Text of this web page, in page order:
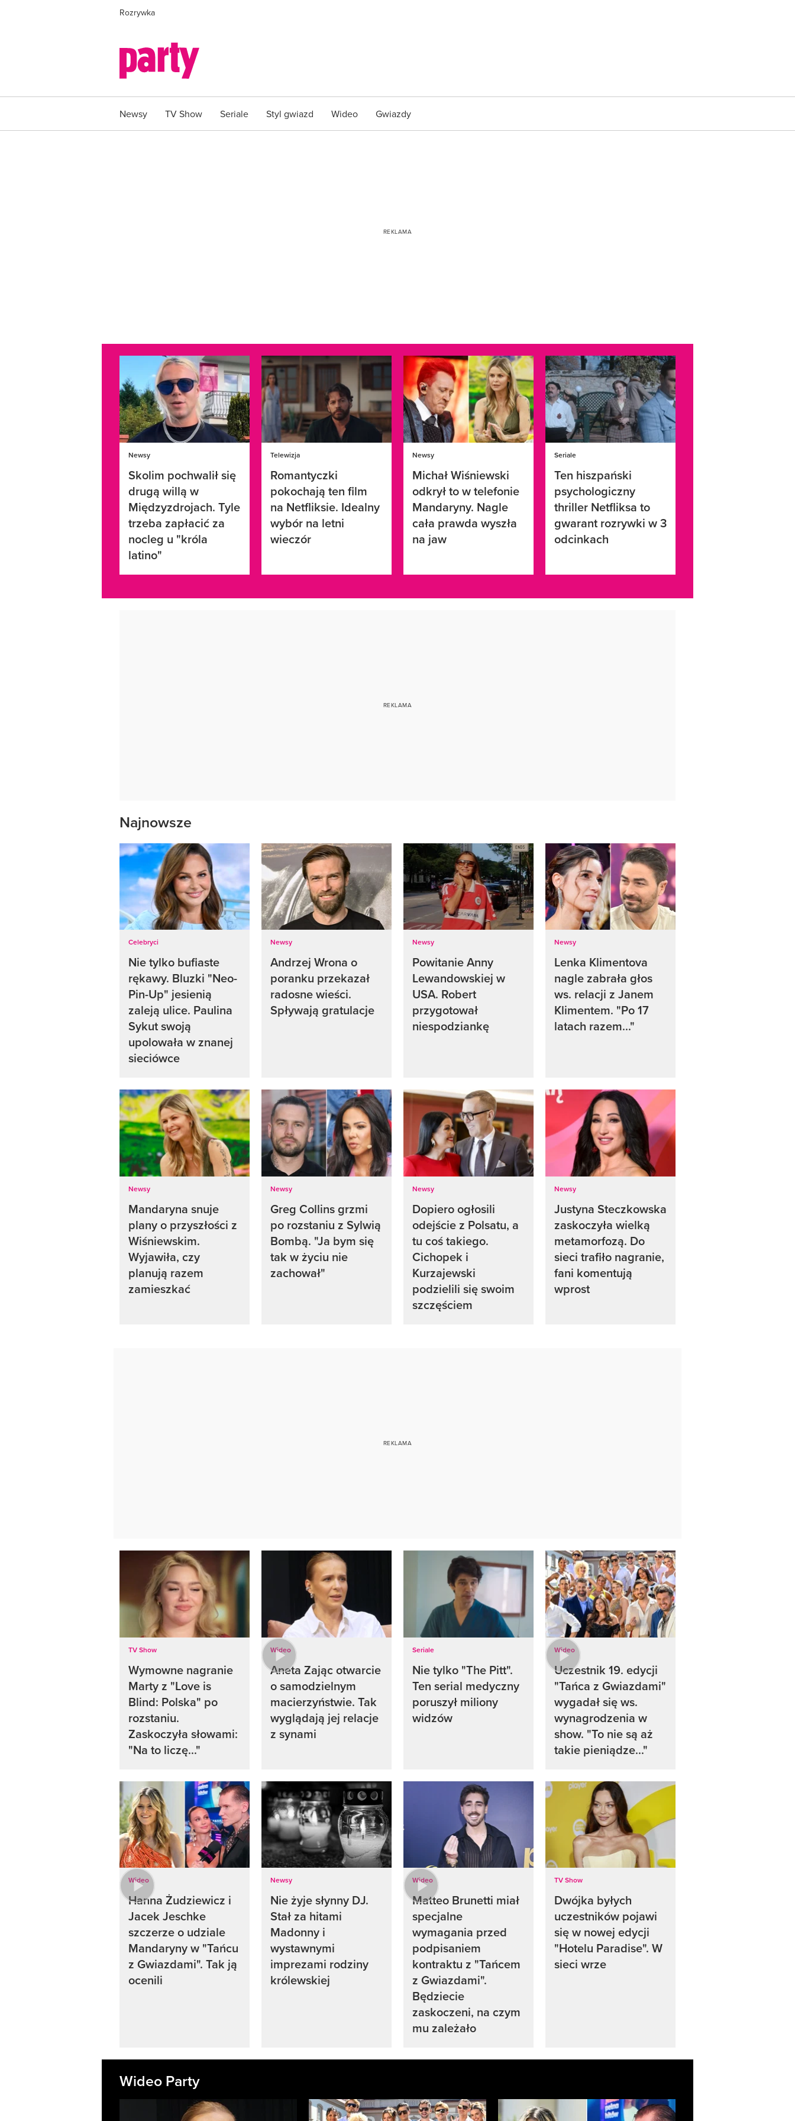
Rozrywka
Newsy TV Show Seriale Styl gwiazd Wideo Gwiazdy
Newsy
Skolim pochwalił się
drugą willą w
Międzyzdrojach. Tyle
trzeba zapłacić za
nocleg u "króla
latino"
Telewizja
Romantyczki
pokochają ten film
na Netfliksie. Idealny
wybór na letni
wieczór
Newsy
Michał Wiśniewski
odkrył to w telefonie
Mandaryny. Nagle
cała prawda wyszła
na jaw
Seriale
Ten hiszpański
psychologiczny
thriller Netfliksa to
gwarant rozrywki w 3
odcinkach
Najnowsze
Celebryci
Nie tylko bufiaste
rękawy. Bluzki "Neo-
Pin-Up" jesienią
zaleją ulice. Paulina
Sykut swoją
upolowała w znanej
sieciówce
Newsy
Andrzej Wrona o
poranku przekazał
radosne wieści.
Spływają gratulacje
Newsy
Powitanie Anny
Lewandowskiej w
USA. Robert
przygotował
niespodziankę
Newsy
Lenka Klimentova
nagle zabrała głos
ws. relacji z Janem
Klimentem. "Po 17
latach razem..."
Newsy
Mandaryna snuje
plany o przyszłości z
Wiśniewskim.
Wyjawiła, czy
planują razem
zamieszkać
Newsy
Greg Collins grzmi
po rozstaniu z Sylwią
Bombą. "Ja bym się
tak w życiu nie
zachował"
Newsy
Dopiero ogłosili
odejście z Polsatu, a
tu coś takiego.
Cichopek i
Kurzajewski
podzielili się swoim
szczęściem
Newsy
Justyna Steczkowska
zaskoczyła wielką
metamorfozą. Do
sieci trafiło nagranie,
fani komentują
wprost
TV Show
Wymowne nagranie
Marty z "Love is
Blind: Polska" po
rozstaniu.
Zaskoczyła słowami:
"Na to liczę..."
Wideo
Aneta Zając otwarcie
o samodzielnym
macierzyństwie. Tak
wyglądają jej relacje
z synami
Seriale
Nie tylko "The Pitt".
Ten serial medyczny
poruszył miliony
widzów
Wideo
Uczestnik 19. edycji
"Tańca z Gwiazdami"
wygadał się ws.
wynagrodzenia w
show. "To nie są aż
takie pieniądze..."
Wideo
Hanna Żudziewicz i
Jacek Jeschke
szczerze o udziale
Mandaryny w "Tańcu
z Gwiazdami". Tak ją
ocenili
Newsy
Nie żyje słynny DJ.
Stał za hitami
Madonny i
wystawnymi
imprezami rodziny
królewskiej
Wideo
Matteo Brunetti miał
specjalne
wymagania przed
podpisaniem
kontraktu z "Tańcem
z Gwiazdami".
Będziecie
zaskoczeni, na czym
mu zależało
TV Show
Dwójka byłych
uczestników pojawi
się w nowej edycji
"Hotelu Paradise". W
sieci wrze
Wideo Party